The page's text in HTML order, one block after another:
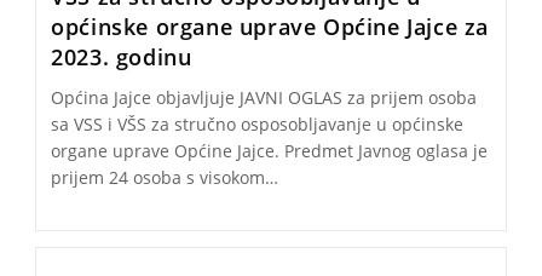
općinske organe uprave Općine Jajce za
2023. godinu
Općina Jajce objavljuje JAVNI OGLAS za prijem osoba
sa VSS i VŠS za stručno osposobljavanje u općinske
organe uprave Općine Jajce. Predmet Javnog oglasa je
prijem 24 osoba s visokom…